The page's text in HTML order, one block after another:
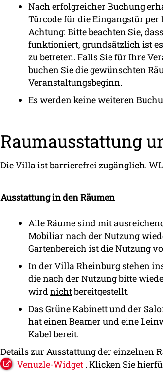
Nach erfolgreicher Buchung
Türcode für die Eingangstür per
Achtung: Bitte beachten Sie,
funktioniert, grundsätzlich ist
zu betreten. Falls Sie für Ihre
buchen Sie die gewünschten
Veranstaltungsbeginn.
Es werdenkeineweiteren
Raumausstattung
Die Villa ist barrierefrei zugänglich.
Ausstattung in den Räumen
Alle Räume sind mit
Mobiliar nach der Nutzung
Gartenbereich ist die Nutzung
In der Villa Rheinburg stehen
die nach der Nutzung bitte
wirdnichtbereitgestellt.
Das Grüne Kabinett und der
hat einen Beamer und eine
Kabel bereit.
Details zur Ausstattung der einzelnen
Venuzle-Widget. Klicken Sie